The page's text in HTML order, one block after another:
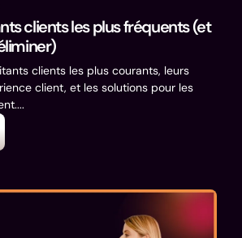
clients les plus fréquents (et
clients les plus courants, leurs
client, et les solutions pour les